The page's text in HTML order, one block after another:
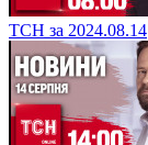
ТСН за 2024.08.14